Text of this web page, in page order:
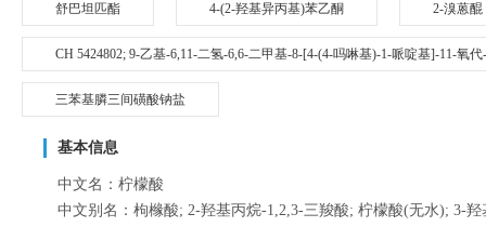
舒巴坦匹酯 4-(2-羟基异丙基)苯乙酮 2-溴蒽醌
CH 5424802; 9-乙基-6,11-二氢-6,6-二甲基-8-[4-(4-吗啉基)-1-哌啶基]-11-氧
三苯基膦三间磺酸钠盐
基本信息
中文名：柠檬酸
中文别名：枸橼酸; 2-羟基丙烷-1,2,3-三羧酸; 柠檬酸(无水); 3-